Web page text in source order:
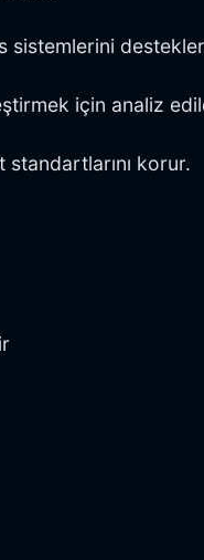
sistemlerini
için analiz
standartlarını korur.